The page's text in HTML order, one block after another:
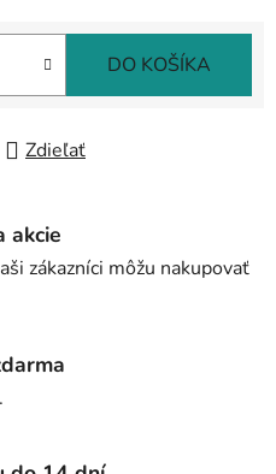
DO KOŠÍKA
Zdieľať
akcie
zákazníci môžu nakupovať